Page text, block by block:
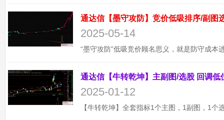
2025-05-14
2025-01-12